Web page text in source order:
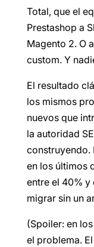
Total, que el
Prestashop a
Magento 2. O
custom. Y
El resultado
los mismos
nuevos que
la autoridad
construyendo.
en los últimos
entre el 40%
migrar sin un
(Spoiler: en
el problema.